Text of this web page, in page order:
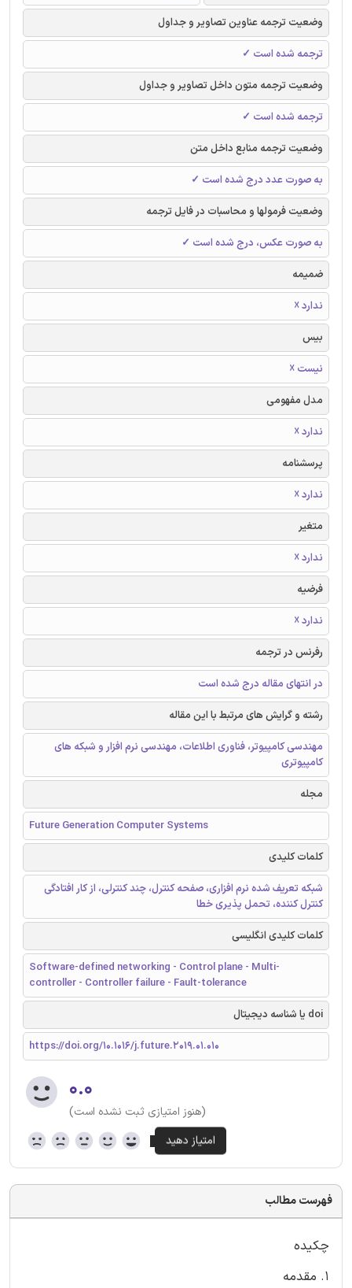
وضعیت ترجمه عناوین تصاویر و جداول
ترجمه شده است ✓
وضعیت ترجمه متون داخل تصاویر و جداول
ترجمه شده است ✓
وضعیت ترجمه منابع داخل متن
به صورت عدد درج شده است ✓
وضعیت فرمولها و محاسبات در فایل ترجمه
به صورت عکس، درج شده است ✓
ضمیمه
ندارد ☓
بیس
نیست ☓
مدل مفهومی
ندارد ☓
پرسشنامه
ندارد ☓
متغیر
ندارد ☓
فرضیه
ندارد ☓
رفرنس در ترجمه
در انتهای مقاله درج شده است
رشته و گرایش های مرتبط با این مقاله
مهندسی کامپیوتر، فناوری اطلاعات، مهندسی نرم افزار و شبکه های
کامپیوتری
مجله
Future Generation Computer Systems
کلمات کلیدی
شبکه تعریف شده نرم افزاری، صفحه کنترل، چند کنترلی، از کار افتادگی
کنترل کننده، تحمل پذیری خطا
کلمات کلیدی انگلیسی
Software-defined networking - Control plane - Multi-
controller - Controller failure - Fault-tolerance
doi یا شناسه دیجیتال
https://doi.org/10.1016/j.future.2019.01.010
۰.۰
(هنوز امتیازی ثبت نشده است)
فهرست مطالب
چکیده
1. مقدمه